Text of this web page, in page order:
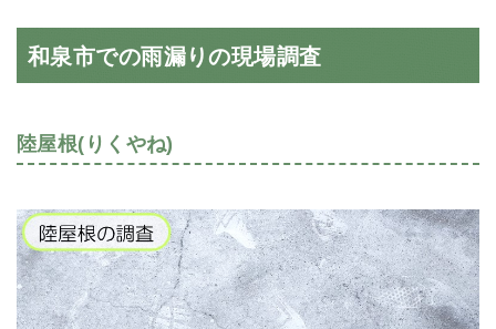
和泉市での雨漏りの現場調査
陸屋根(りくやね)